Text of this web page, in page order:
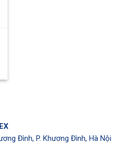
Đình, P. Khương Đình, Hà Nội